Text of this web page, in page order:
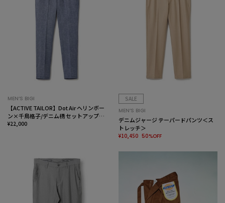
MEN’S BIGI
【ACTIVE TAILOR】Dot Air ヘリンボー
ン×千鳥格子/デニム柄 セットアップパ
ンツ＜通気性/吸水速乾/ストレッチ＞
¥22,000
SALE
MEN’S BIGI
デニムジャージ テーパードパンツ＜ス
トレッチ＞
¥10,450 50%OFF